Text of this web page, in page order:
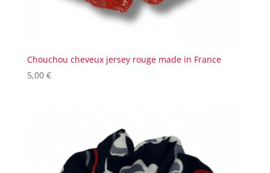
Chouchou cheveux jersey rouge made in France
5,00 €